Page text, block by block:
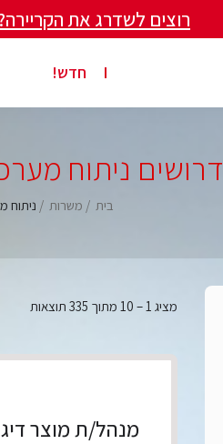
רוצים לשדרג את הקריירה?
חדש!
דרושים ניתוח
בית משרות ניתוח
מציג 1
–
10 מתוך 335 תוצאות
מנהל/ת מוצר